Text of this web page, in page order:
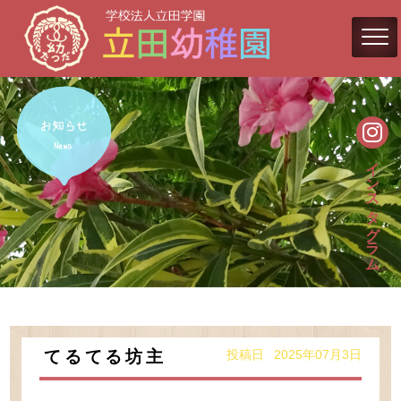
てるてる坊主 投稿日 2025年07月3日
インスタグラム